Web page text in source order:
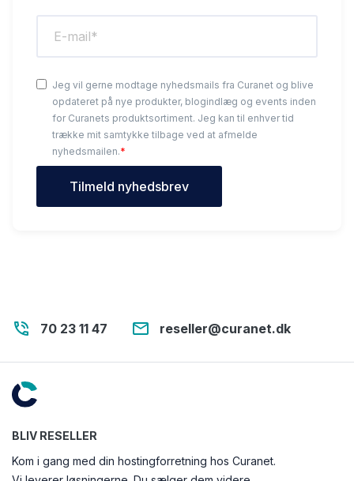
Jeg vil gerne modtage nyhedsmails fra Curanet og blive
opdateret på nye produkter, blogindlæg og events inden
for Curanets produktsortiment. Jeg kan til enhver tid
trække mit samtykke tilbage ved at afmelde
nyhedsmailen.*
phone_in_talk 70 23 11 47 email reseller@curanet.dk
BLIV RESELLER
Kom i gang med din hostingforretning hos Curanet.